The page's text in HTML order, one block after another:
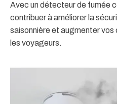
Avec un détecteur de fumée
contribuer à améliorer la
saisonnière et augmenter
les voyageurs.